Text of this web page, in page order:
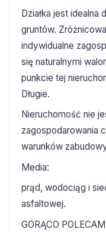
Działka jest idealna
gruntów.
indywidualne
się naturalnymi
punkcie tej
Długie.
Nieruchomość nie
zagospodarowania
warunków
Media:
prąd, wodociąg i
asfaltowej.
GORĄCO